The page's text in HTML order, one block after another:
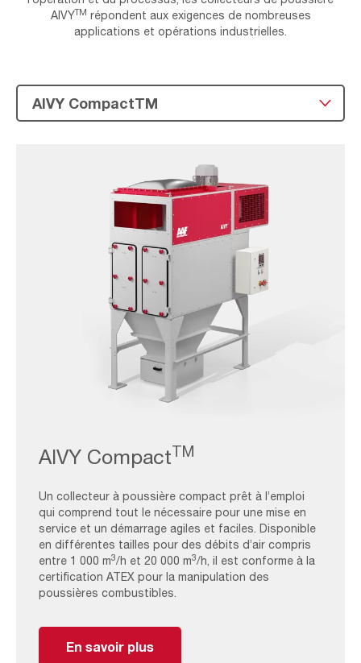
AIVYTM répondent aux exigences de nombreuses
applications et opérations industrielles.
Collectors_AIVY-
AIVY CompactTM
Un collecteur à poussière compact prêt à l’emploi
qui comprend tout le nécessaire pour une mise en
service et un démarrage agiles et faciles. Disponible
en différentes tailles pour des débits d’air compris
entre 1 000 m3/h et 20 000 m3/h, il est conforme à la
certification ATEX pour la manipulation des
poussières combustibles.
En savoir plus